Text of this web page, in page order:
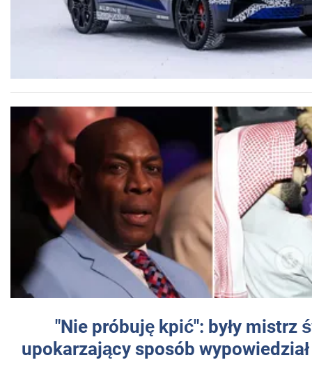
"Nie próbuję kpić": były mistrz
upokarzający sposób